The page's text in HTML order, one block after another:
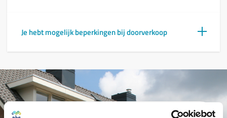
Je hebt mogelijk beperkingen bij doorverkoop